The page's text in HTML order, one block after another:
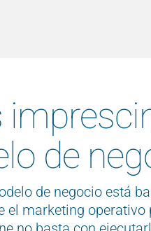
de
de negocio está
el marketing operativo